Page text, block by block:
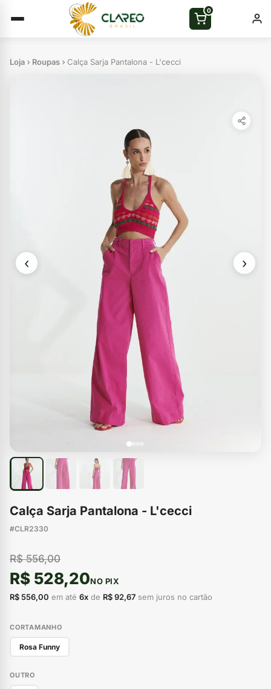
0
Loja Roupas Calça Sarja Pantalona - L'cecci
‹ ›
Calça Sarja Pantalona - L'cecci
#CLR2330
R$ 556,00
R$ 528,20NO PIX
R$ 556,00 em até 6x de R$ 92,67 sem juros no cartão
CORTAMANHO
Rosa Funny
OUTRO